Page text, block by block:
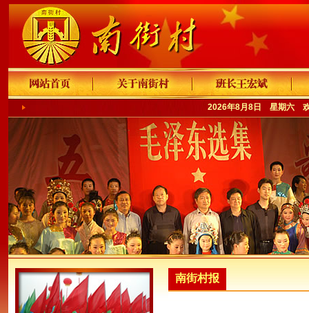
2026年8月8日 星期六
南街村报